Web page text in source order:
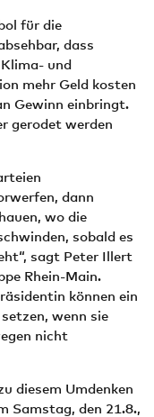
für die
dass
und
mehr Geld kosten
Gewinn einbringt.
gerodet werden
dann
wo die
sobald es
sagt Peter Illert
Rhein-Main.
können ein
wenn sie
nicht
diesem Umdenken
Samstag, den 21.8.,